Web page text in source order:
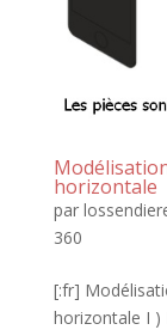
horizontale
par
360
[:fr]
horizontale I )